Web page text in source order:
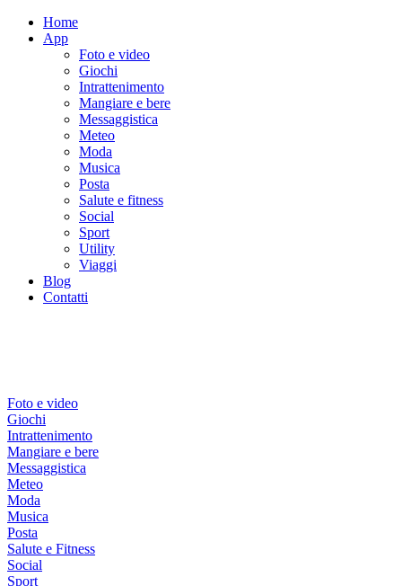
Home
App
Foto e video
Giochi
Intrattenimento
Mangiare e bere
Messaggistica
Meteo
Moda
Musica
Posta
Salute e fitness
Social
Sport
Utility
Viaggi
Blog
Contatti
Foto e video
Giochi
Intrattenimento
Mangiare e bere
Messaggistica
Meteo
Moda
Musica
Posta
Salute e Fitness
Social
Sport